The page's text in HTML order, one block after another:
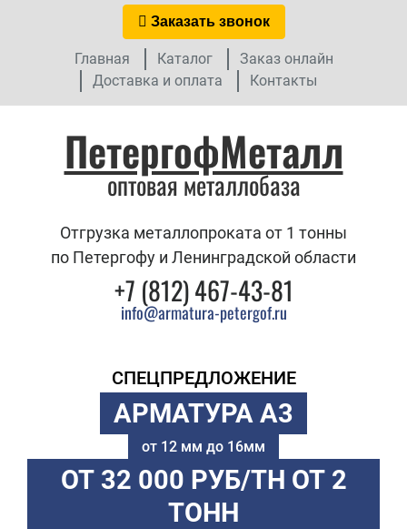
Заказать звонок
Главная Каталог
Заказ онлайн
Доставка и оплата
Контакты
ПетергофМеталл
оптовая металлобаза
Отгрузка металлопроката от 1 тонны
по Петергофу и Ленинградской области
+7 (812) 467-43-81
info@armatura-petergof.ru
СПЕЦПРЕДЛОЖЕНИЕ
АРМАТУРА А3
от 12 мм до 16мм
ОТ 32 000 РУБ/ТН ОТ 2
ТОНН